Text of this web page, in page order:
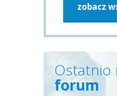
zobacz
Ostatnio
forum